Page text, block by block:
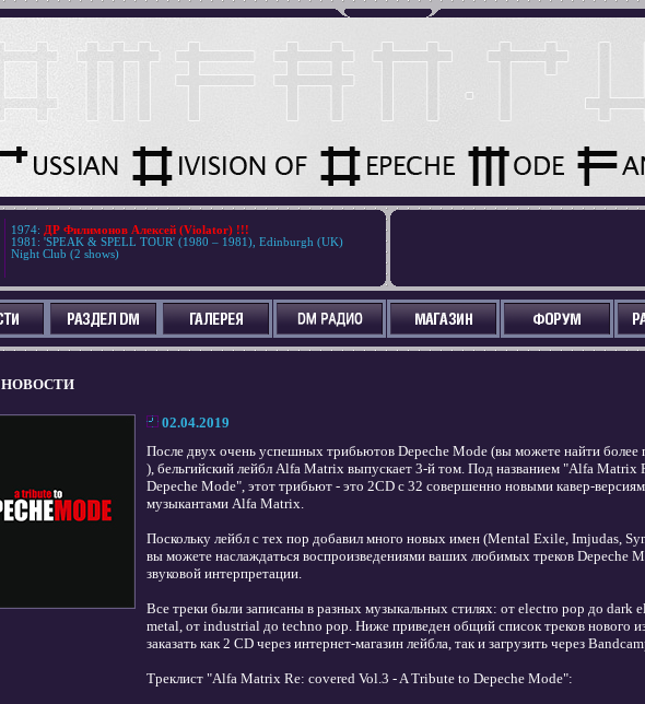
1974: ДР Филимонов Алексей (Violator) !!!
1981 : 'SPEAK & SPELL TOUR' (1980 – 1981), Edinburgh (UK)
Night Club (2 shows)
НОВОСТИ
02.04.2019
После двух очень успешных трибьютов Depeche Mode (вы можете найти
), бельгийский лейбл Alfa Matrix выпускает 3-й том. Под названием "Alfa Matrix
Depeche Mode", этот трибьют - это 2CD с 32 совершенно новыми кавер-
музыкантами Alfa Matrix.
Поскольку лейбл с тех пор добавил много новых имен (Mental Exile, Imjudas,
вы можете наслаждаться воспроизведениями ваших любимых треков Depeche
звуковой интерпретации.
Все треки были записаны в разных музыкальных стилях: от electro pop до dark
metal, от industrial до techno pop. Ниже приведен общий список треков нового
заказать как 2 CD через интернет-магазин лейбла, так и загрузить через
Треклист "Alfa Matrix Re: covered Vol.​3 - A Tribute to Depeche Mode":